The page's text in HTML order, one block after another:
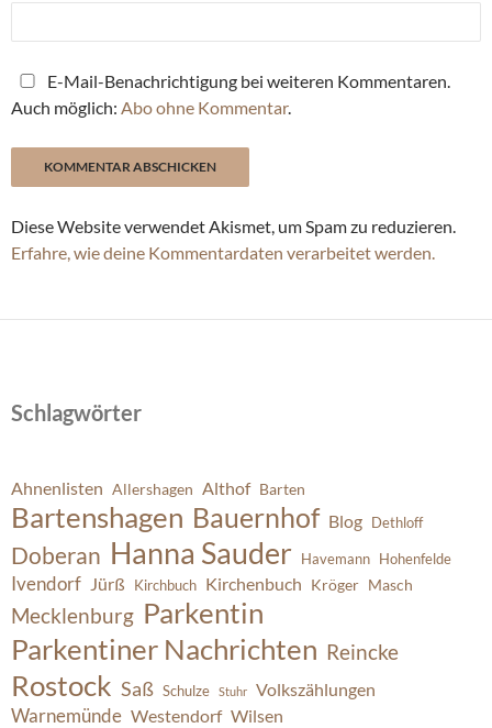
E-Mail-Benachrichtigung bei weiteren Kommentaren.
Auch möglich: Abo ohne Kommentar.
Diese Website verwendet Akismet, um Spam zu reduzieren.
Erfahre, wie deine Kommentardaten verarbeitet werden.
Schlagwörter
Ahnenlisten Allershagen Althof Barten
Bartenshagen Bauernhof Blog Dethloff
Doberan Hanna Sauder Havemann Hohenfelde
Ivendorf Jürß Kirchbuch Kirchenbuch Kröger Masch
Mecklenburg Parkentin
Parkentiner Nachrichten Reincke
Rostock Saß Schulze Stuhr Volkszählungen
Warnemünde Westendorf Wilsen